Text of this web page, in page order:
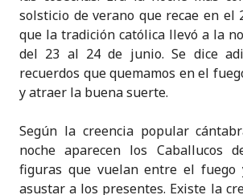
solsticio de verano que recae en el
que la tradición católica llevó a la
del 23 al 24 de junio. Se dice
recuerdos que quemamos en el
y atraer la buena suerte.
Según la creencia popular
noche aparecen los Caballucos
figuras que vuelan entre el
asustar a los presentes. Existe la